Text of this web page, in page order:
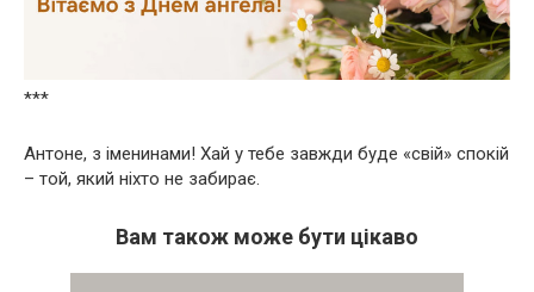
***
Антоне, з іменинами! Хай у тебе завжди буде «свій» спокій
– той, який ніхто не забирає.
Вам також може бути цікаво